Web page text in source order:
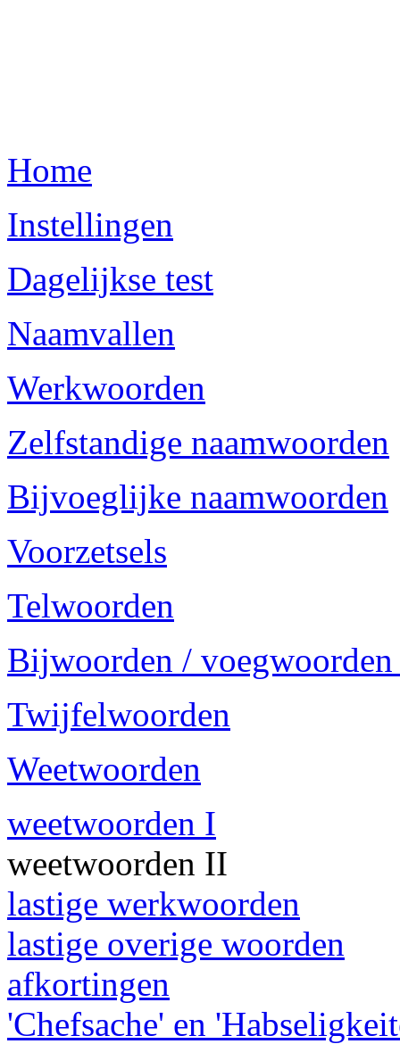
Home
Instellingen
Dagelijkse test
Naamvallen
Werkwoorden
Zelfstandige naamwoorden
Bijvoeglijke naamwoorden
Voorzetsels
Telwoorden
Bijwoorden /
Twijfelwoorden
Weetwoorden
weetwoorden I
weetwoorden II
lastige werkwoorden
lastige overige woorden
afkortingen
'Chefsache' en